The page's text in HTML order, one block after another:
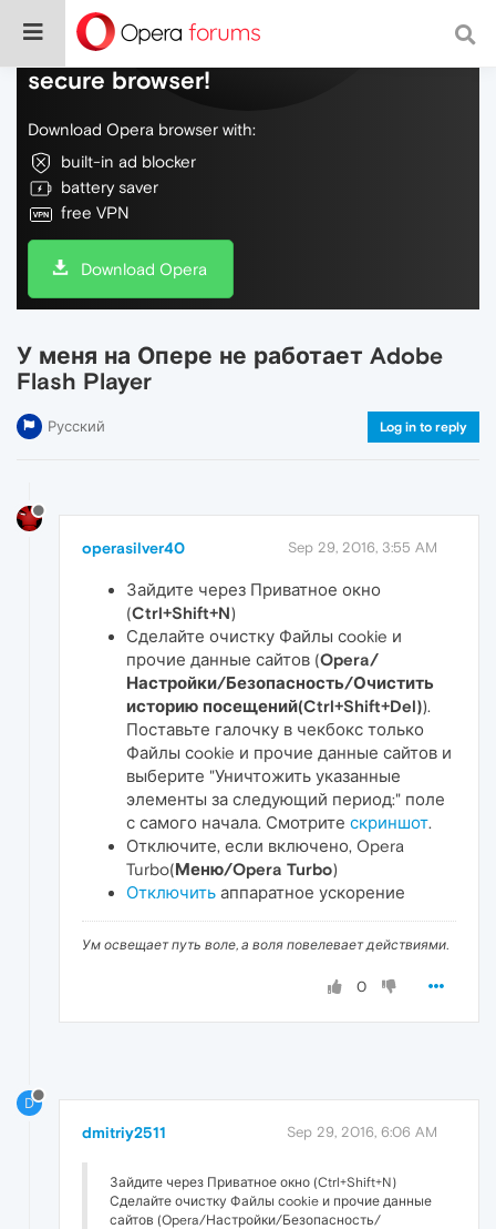
Do more on the web, with a fast and
secure browser!
Download Opera browser with:
built-in ad blocker
battery saver
free VPN
Download Opera
У меня на Опере не работает Adobe
Flash Player
Русский Log in to reply
operasilver40 Sep 29, 2016, 3:55 AM
Зайдите через Приватное окно
(Ctrl+Shift+N)
Сделайте очистку Файлы сookie и
прочие данные сайтов (Opera/
Настройки/Безопасность/Очистить
историю посещений(Ctrl+Shift+Del)).
Поставьте галочку в чекбокс только
Файлы сookie и прочие данные сайтов и
выберите "Уничтожить указанные
элементы за следующий период:" поле
с самого начала. Смотрите скриншот.
Отключите, если включено, Opera
Turbo(Меню/Opera Turbo)
Отключить аппаратное ускорение
Ум освещает путь воле, а воля повелевает действиями.
0
D
dmitriy2511 Sep 29, 2016, 6:06 AM
Зайдите через Приватное окно (Ctrl+Shift+N)
Сделайте очистку Файлы сookie и прочие данные
сайтов (Opera/Настройки/Безопасность/